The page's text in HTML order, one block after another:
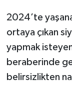
2024’te
ortaya çıkan
yapmak
beraberinde
belirsizlikten